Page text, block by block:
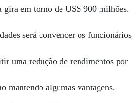
gira em torno de US$ 900 milhões.
será convencer os funcionários
uma redução de rendimentos por
mantendo algumas vantagens.